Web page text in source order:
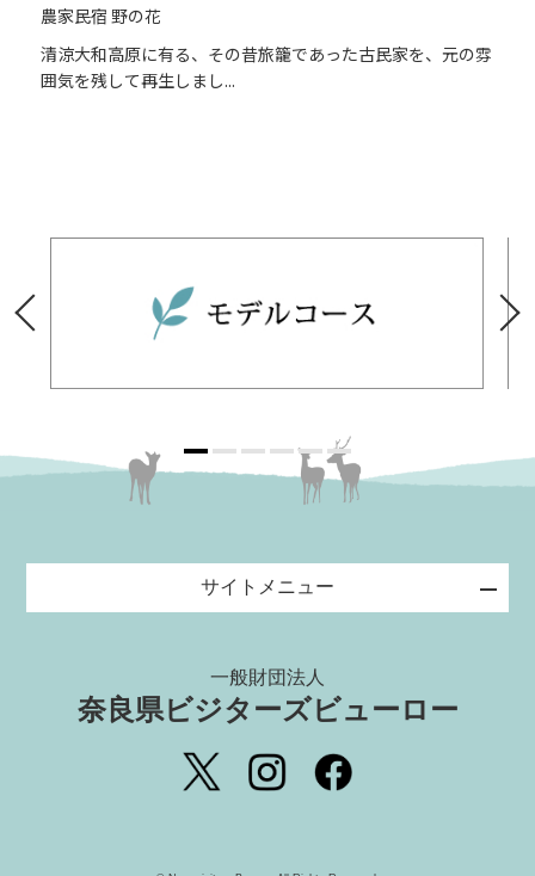
農家民宿 野の花
清涼大和高原に有る、その昔旅籠であった古民家を、元の雰
囲気を残して再生しまし...
サイトメニュー
一般財団法人
奈良県ビジターズビューロー